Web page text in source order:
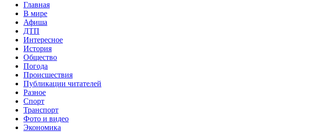
Главная
В мире
Афиша
ДТП
Интересное
История
Общество
Погода
Происшествия
Публикации читателей
Разное
Спорт
Транспорт
Фото и видео
Экономика